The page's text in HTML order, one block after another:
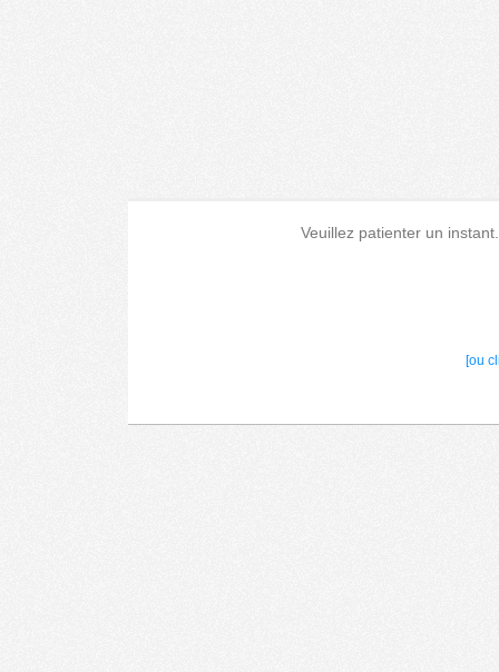
Veuillez patienter un
[ou